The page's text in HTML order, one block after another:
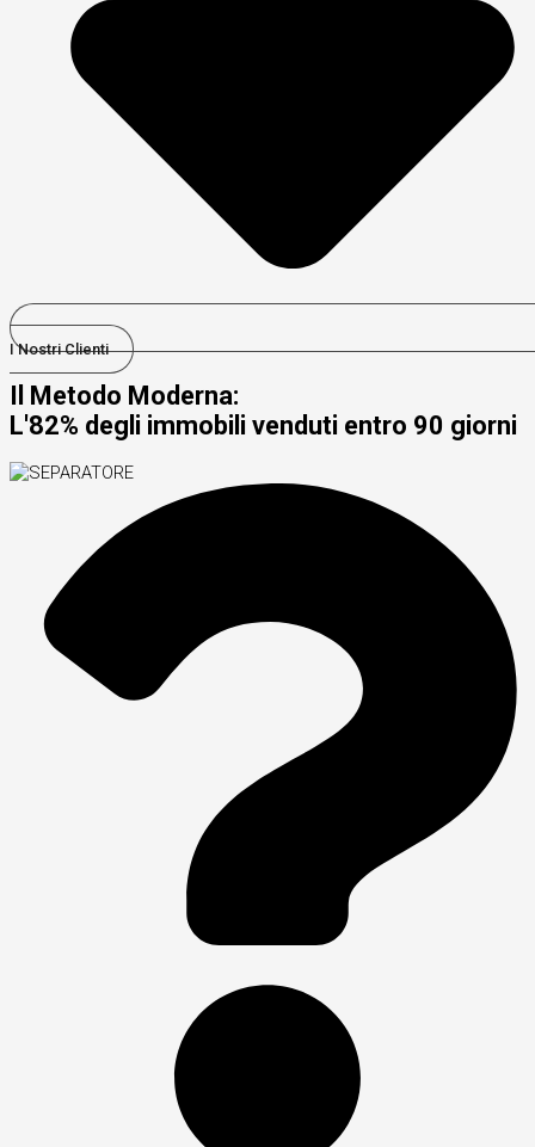
I Nostri Clienti
Il Metodo Moderna:
L'82% degli immobili venduti entro 90 giorni